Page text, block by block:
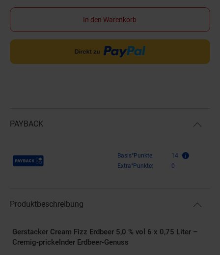
In den Warenkorb
PAYBACK
Payback Punkte Basis°Punkte:
14
Extra°Punkte:
0
Produktbeschreibung
Gerstacker Cream Fizz Erdbeer 5,0 % vol 6 x 0,75 Liter –
Cremig-prickelnder Erdbeer-Genuss